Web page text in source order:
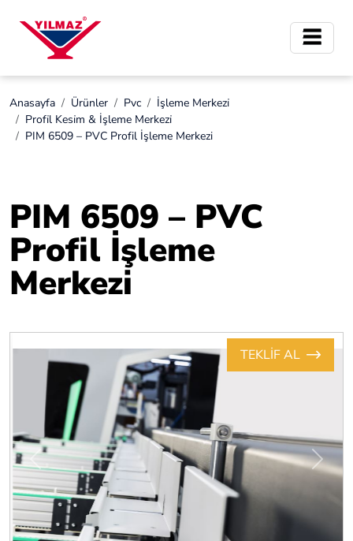
Anasayfa Ürünler Pvc
İşleme Merkezi̇
Profi̇l Kesi̇m & İşleme Merkezi̇
PIM 6509 – PVC Profil İşleme Merkezi
PIM 6509 – PVC
Profil İşleme
Merkezi
TEKLİF AL
Previous Next